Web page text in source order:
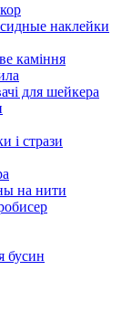
наклейки
каміння
для шейкера
і стрази
на нити
бусин